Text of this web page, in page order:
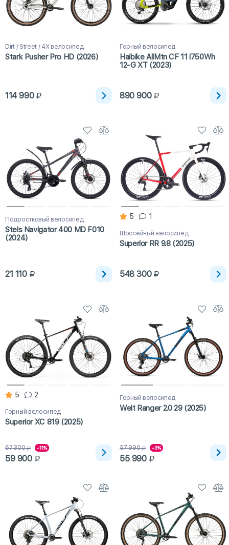
Dirt / Street / 4X велосипед
Stark Pusher Pro HD (2026)
114 990
Горный велосипед
Haibike AllMtn CF 11 i750Wh
12-G XT (2023)
890 900
Подростковый велосипед
Stels Navigator 400 MD F010
(2024)
21 110
5 1
Шоссейный велосипед
Superior RR 9.8 (2025)
548 300
5 2
Горный велосипед
Superior XC 819 (2025)
67 300 -11%
59 900
Горный велосипед
Welt Ranger 2.0 29 (2025)
57 990 -3%
55 990